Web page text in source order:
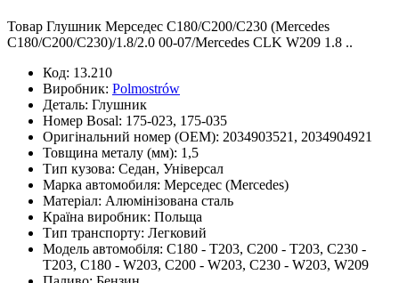
Товар Глушник Мерседес С180/С200/С230 (Mercedes
C180/C200/C230)/1.8/2.0 00-07/Mercedes CLK W209 1.8 ..
Код: 13.210
Виробник: Polmostrów
Деталь: Глушник
Номер Bosal: 175-023, 175-035
Оригінальний номер (OEM): 2034903521, 2034904921
Товщина металу (мм): 1,5
Тип кузова: Седан, Універсал
Марка автомобиля: Мерседес (Mercedes)
Матеріал: Алюмінізована сталь
Країна виробник: Польща
Тип транспорту: Легковий
Модель автомобіля: C180 - T203, C200 - T203, C230 -
T203, C180 - W203, C200 - W203, C230 - W203, W209